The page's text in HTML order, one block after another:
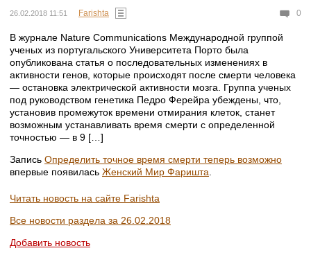
0
26.02.2018 11:51 Farishta
В журнале Nature Communications Международной группой
ученых из португальского Университета Порто была
опубликована статья о последовательных изменениях в
активности генов, которые происходят после смерти человека
— остановка электрической активности мозга. Группа ученых
под руководством генетика Педро Ферейра убеждены, что,
установив промежуток времени отмирания клеток, станет
возможным устанавливать время смерти с определенной
точностью — в 9 […]
Запись Определить точное время смерти теперь возможно
впервые появилась Женский Мир Фаришта
Читать новость на сайте Farishta
Все новости раздела за 26.02.2018
Добавить новость